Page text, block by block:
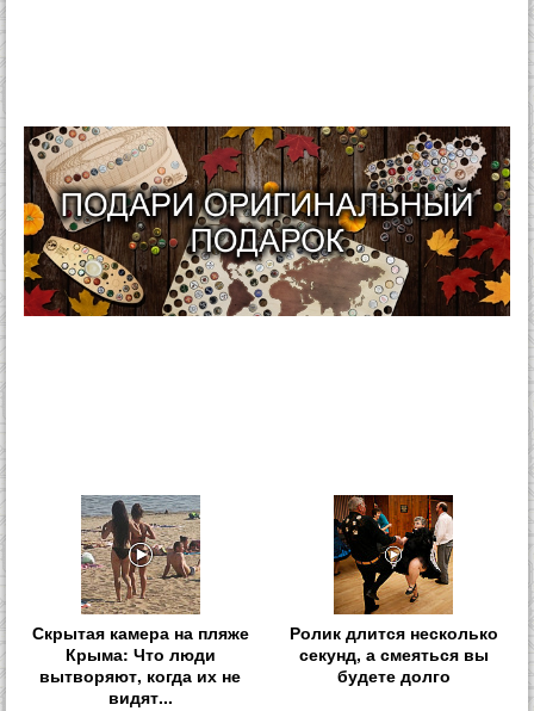
Скрытая камера на пляже
Крыма: Что люди
вытворяют, когда их не
видят...
Ролик длится несколько
секунд, а смеяться вы
будете долго